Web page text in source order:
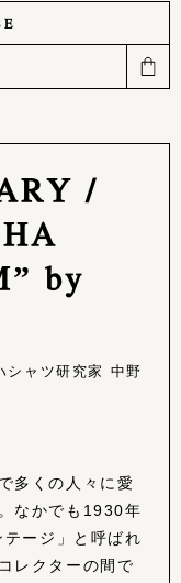
/
by
ャツ研究家 中野
多くの人々に愛
なかでも1930年
ージ」と呼ばれ
レクターの間で